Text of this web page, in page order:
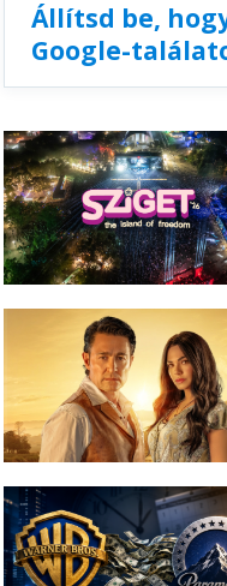
Állítsd be,
Google-